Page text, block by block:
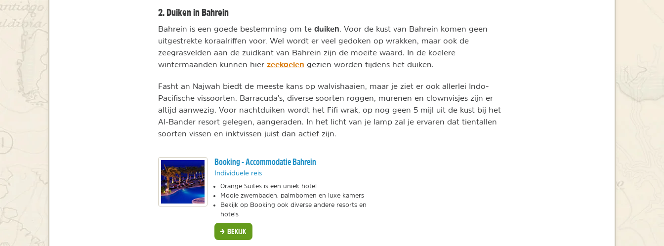
2. Duiken in Bahrein
Bahrein is een goede bestemming om te duiken. Voor de kust van Bahrein komen geen
uitgestrekte koraalriffen voor. Wel wordt er veel gedoken op wrakken, maar ook de
zeegrasvelden aan de zuidkant van Bahrein zijn de moeite waard. In de koelere
wintermaanden kunnen hier zeekoeien gezien worden tijdens het duiken.
Fasht an Najwah biedt de meeste kans op walvishaaien, maar je ziet er ook allerlei Indo-
Pacifische vissoorten. Barracuda's, diverse soorten roggen, murenen en clownvisjes zijn er
altijd aanwezig. Voor nachtduiken wordt het Fifi wrak, op nog geen 5 mijl uit de kust bij het
Al-Bander resort gelegen, aangeraden. In het licht van je lamp zal je ervaren dat tientallen
soorten vissen en inktvissen juist dan actief zijn.
Booking - Accommodatie Bahrein
Individuele reis
Orange Suites is een uniek hotel
Mooie zwembaden, palmbomen en luxe kamers
Bekijk op Booking ook diverse andere resorts en
hotels
BEKIJK